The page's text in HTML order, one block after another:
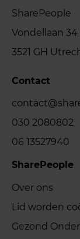
SharePeople
Vondellaan 34
3521 GH
Contact
030 2080802
06 13527940
SharePeople
Over ons
Lid worden
Gezond